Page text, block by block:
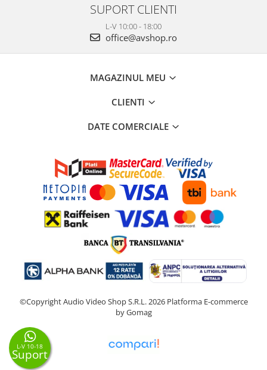
SUPORT CLIENTI
L-V 10:00 - 18:00
office@avshop.ro
MAGAZINUL MEU
CLIENTI
DATE COMERCIALE
©Copyright Audio Video Shop S.R.L. 2026 Platforma E-commerce
by Gomag
L-V 10-18
Suport